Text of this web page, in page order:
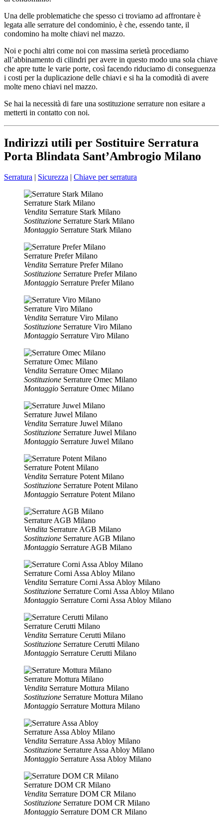
Una delle problematiche che spesso ci troviamo ad affrontare è
legata alle serrature del condominio, è che, essendo tante, il
condomino ha molte chiavi nel mazzo.
Noi e pochi altri come noi con massima serietà procediamo
all’abbinamento di cilindri per avere in questo modo una sola chiave
che apre tutte le varie porte, così facendo riduciamo di conseguenza
i costi per la duplicazione delle chiavi e si ha la comodità di avere
molte meno chiavi nel mazzo.
Se hai la necessità di fare una sostituzione serrature non esitare a
metterti in contatto con noi.
Indirizzi utili per Sostituire Serratura
Porta Blindata Sant’Ambrogio Milano
Serratura | Sicurezza | Chiave per serratura
Serrature Stark Milano
Vendita Serrature Stark Milano
Sostituzione Serrature Stark Milano
Montaggio Serrature Stark Milano
Serrature Prefer Milano
Vendita Serrature Prefer Milano
Sostituzione Serrature Prefer Milano
Montaggio Serrature Prefer Milano
Serrature Viro Milano
Vendita Serrature Viro Milano
Sostituzione Serrature Viro Milano
Montaggio Serrature Viro Milano
Serrature Omec Milano
Vendita Serrature Omec Milano
Sostituzione Serrature Omec Milano
Montaggio Serrature Omec Milano
Serrature Juwel Milano
Vendita Serrature Juwel Milano
Sostituzione Serrature Juwel Milano
Montaggio Serrature Juwel Milano
Serrature Potent Milano
Vendita Serrature Potent Milano
Sostituzione Serrature Potent Milano
Montaggio Serrature Potent Milano
Serrature AGB Milano
Vendita Serrature AGB Milano
Sostituzione Serrature AGB Milano
Montaggio Serrature AGB Milano
Serrature Corni Assa Abloy Milano
Vendita Serrature Corni Assa Abloy Milano
Sostituzione Serrature Corni Assa Abloy Milano
Montaggio Serrature Corni Assa Abloy Milano
Serrature Cerutti Milano
Vendita Serrature Cerutti Milano
Sostituzione Serrature Cerutti Milano
Montaggio Serrature Cerutti Milano
Serrature Mottura Milano
Vendita Serrature Mottura Milano
Sostituzione Serrature Mottura Milano
Montaggio Serrature Mottura Milano
Serrature Assa Abloy Milano
Vendita Serrature Assa Abloy Milano
Sostituzione Serrature Assa Abloy Milano
Montaggio Serrature Assa Abloy Milano
Serrature DOM CR Milano
Vendita Serrature DOM CR Milano
Sostituzione Serrature DOM CR Milano
Montaggio Serrature DOM CR Milano